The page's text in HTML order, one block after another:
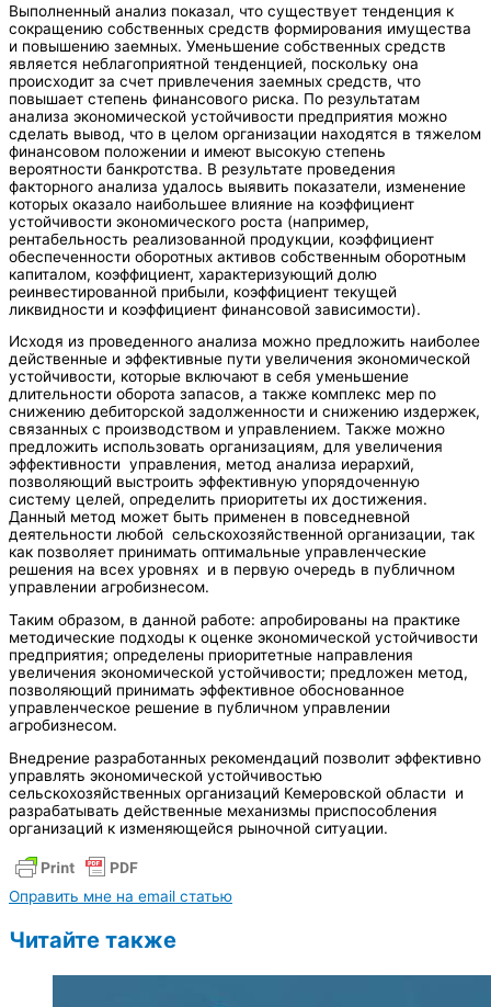
Выполненный анализ показал, что существует тенденция к
сокращению собственных средств формирования имущества
и повышению заемных. Уменьшение собственных средств
является неблагоприятной тенденцией, поскольку она
происходит за счет привлечения заемных средств, что
повышает степень финансового риска. По результатам
анализа экономической устойчивости предприятия можно
сделать вывод, что в целом организации находятся в тяжелом
финансовом положении и имеют высокую степень
вероятности банкротства. В результате проведения
факторного анализа удалось выявить показатели, изменение
которых оказало наибольшее влияние на коэффициент
устойчивости экономического роста (например,
рентабельность реализованной продукции, коэффициент
обеспеченности оборотных активов собственным оборотным
капиталом, коэффициент, характеризующий долю
реинвестированной прибыли, коэффициент текущей
ликвидности и коэффициент финансовой зависимости).
Исходя из проведенного анализа можно предложить наиболее
действенные и эффективные пути увеличения экономической
устойчивости, которые включают в себя уменьшение
длительности оборота запасов, а также комплекс мер по
снижению дебиторской задолженности и снижению издержек,
связанных с производством и управлением. Также можно
предложить использовать организациям, для увеличения
эффективности управления, метод анализа иерархий,
позволяющий выстроить эффективную упорядоченную
систему целей, определить приоритеты их достижения.
Данный метод может быть применен в повседневной
деятельности любой сельскохозяйственной организации, так
как позволяет принимать оптимальные управленческие
решения на всех уровнях и в первую очередь в публичном
управлении агробизнесом.
Таким образом, в данной работе: апробированы на практике
методические подходы к оценке экономической устойчивости
предприятия; определены приоритетные направления
увеличения экономической устойчивости; предложен метод,
позволяющий принимать эффективное обоснованное
управленческое решение в публичном управлении
агробизнесом.
Внедрение разработанных рекомендаций позволит эффективно
управлять экономической устойчивостью
сельскохозяйственных организаций Кемеровской области и
разрабатывать действенные механизмы приспособления
организаций к изменяющейся рыночной ситуации.
Оправить мне на email статью
Читайте также